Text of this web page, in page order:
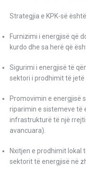
Strategjia e KPK-së
Furnizimi i energjisë që
kurdo dhe sa herë që
Sigurimi i energjisë të
sektori i prodhimit të jetë
Promovimin e energjisë
riparimin e sistemeve të
infrastrukturë të një
avancuara).
Nxitjen e prodhimit lokal
sektorit të energjisë në